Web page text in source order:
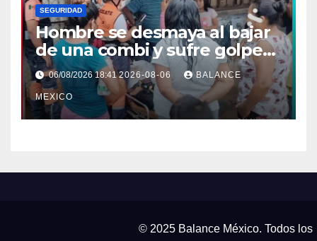
SEGURIDAD
Hombre se desmaya al bajar
de una combi y sufre golpe
en la cabeza en Tapachula
06/08/2026 18:412026-08-06 BALANCE
MEXICO
© 2025 Balance México. Todos los